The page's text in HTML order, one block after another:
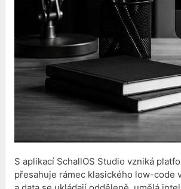
S aplikací SchallOS Studio vzniká
přesahuje rámec klasického low-code